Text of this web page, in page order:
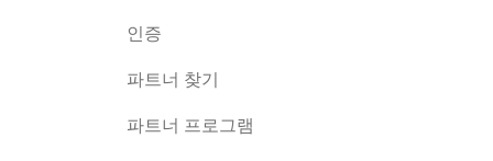
인증
파트너 찾기
파트너 프로그램